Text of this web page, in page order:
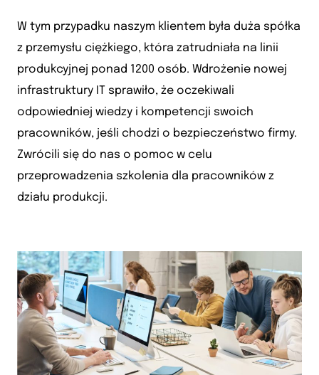
W tym przypadku naszym klientem była duża spółka
z przemysłu ciężkiego, która zatrudniała na linii
produkcyjnej ponad 1200 osób. Wdrożenie nowej
infrastruktury IT sprawiło, że oczekiwali
odpowiedniej wiedzy i kompetencji swoich
pracowników, jeśli chodzi o bezpieczeństwo firmy.
Zwrócili się do nas o pomoc w celu
przeprowadzenia szkolenia dla pracowników z
działu produkcji.